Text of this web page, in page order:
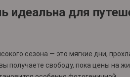
идеальна для
сезона — это мягкие дни,
получаете свободу, пока цены на